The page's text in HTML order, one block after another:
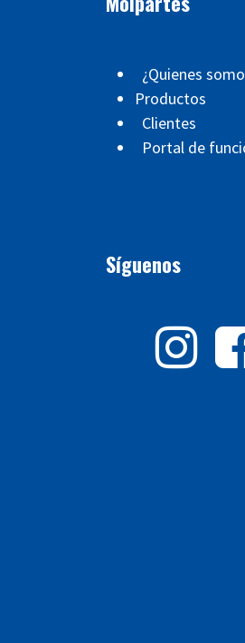
¿Quienes
Productos
Clientes
Portal de
Síguenos